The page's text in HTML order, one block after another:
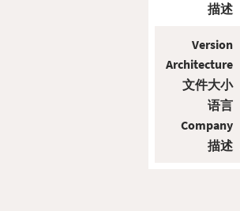
描述
Version
Architecture
文件大小
语言
Company
描述